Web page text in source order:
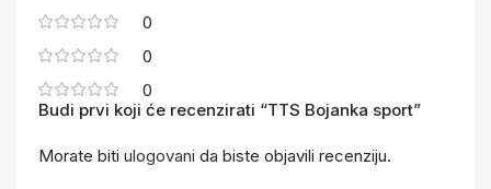
0
0
0
Budi prvi koji će recenzirati “TTS Bojanka sport”
Morate biti ulogovani da biste objavili recenziju.